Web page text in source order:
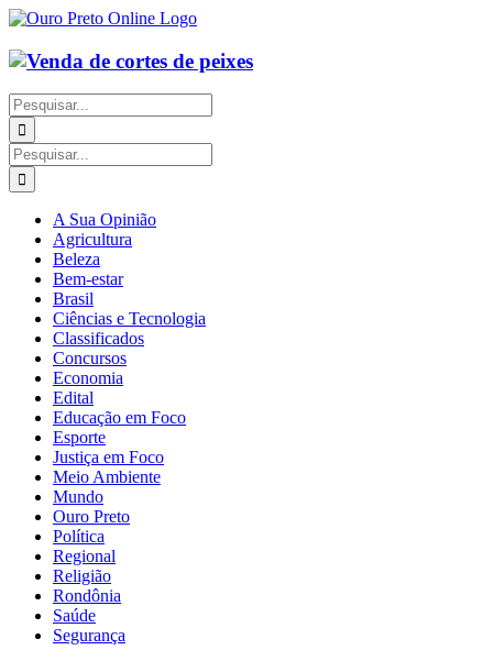
Ir
o
conteúdo
Buscar
resultados
para:
Buscar
resultados
para:
A Sua Opinião
Agricultura
Beleza
Bem-estar
Brasil
Ciências e Tecnologia
Classificados
Concursos
Economia
Edital
Educação em Foco
Esporte
Justiça em Foco
Meio Ambiente
Mundo
Ouro Preto
Política
Regional
Religião
Rondônia
Saúde
Segurança